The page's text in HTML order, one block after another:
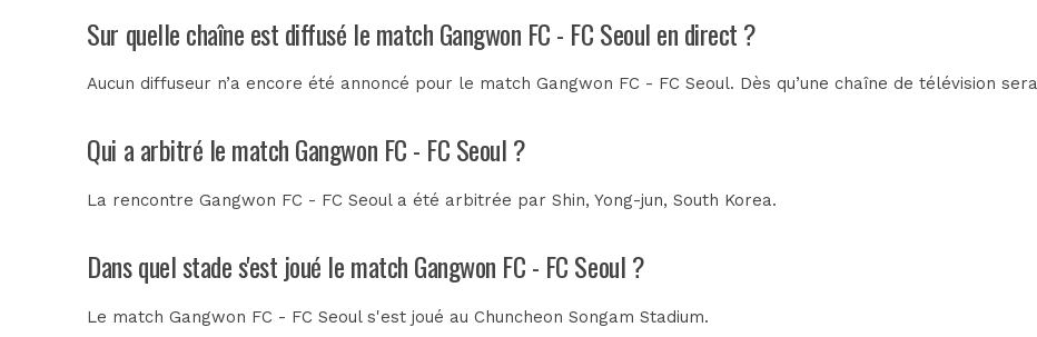
Sur quelle chaîne est diffusé le match Gangwon FC - FC Seoul en direct ?
Aucun diffuseur n’a encore été annoncé pour le match Gangwon FC - FC Seoul. Dès qu’une chaîne de télévision
Qui a arbitré le match Gangwon FC - FC Seoul ?
La rencontre Gangwon FC - FC Seoul a été arbitrée parShin, Yong-jun, South Korea.
Dans quel stade s'est joué le match Gangwon FC - FC Seoul ?
Le match Gangwon FC - FC Seoul s'est joué auChuncheon Songam Stadium.